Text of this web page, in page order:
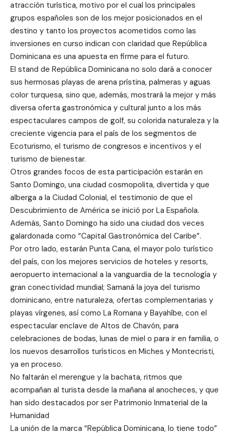
atracción turística, motivo por el cual los principales
grupos españoles son de los mejor posicionados en el
destino y tanto los proyectos acometidos como las
inversiones en curso indican con claridad que República
Dominicana es una apuesta en firme para el futuro.
El stand de República Dominicana no solo dará a conocer
sus hermosas playas de arena prístina, palmeras y aguas
color turquesa, sino que, además, mostrará la mejor y más
diversa oferta gastronómica y cultural junto a los más
espectaculares campos de golf, su colorida naturaleza y la
creciente vigencia para el país de los segmentos de
Ecoturismo, el turismo de congresos e incentivos y el
turismo de bienestar.
Otros grandes focos de esta participación estarán en
Santo Domingo, una ciudad cosmopolita, divertida y que
alberga a la Ciudad Colonial, el testimonio de que el
Descubrimiento de América se inició por La Española.
Además, Santo Domingo ha sido una ciudad dos veces
galardonada como “Capital Gastronómica del Caribe”.
Por otro lado, estarán Punta Cana, el mayor polo turístico
del país, con los mejores servicios de hoteles y resorts,
aeropuerto internacional a la vanguardia de la tecnología y
gran conectividad mundial; Samaná la joya del turismo
dominicano, entre naturaleza, ofertas complementarias y
playas vírgenes, así como La Romana y Bayahíbe, con el
espectacular enclave de Altos de Chavón, para
celebraciones de bodas, lunas de miel o para ir en familia, o
los nuevos desarrollos turísticos en Miches y Montecristi,
ya en proceso.
No faltarán el merengue y la bachata, ritmos que
acompañan al turista desde la mañana al anocheces, y que
han sido destacados por ser Patrimonio Inmaterial de la
Humanidad
La unión de la marca “República Dominicana, lo tiene todo”